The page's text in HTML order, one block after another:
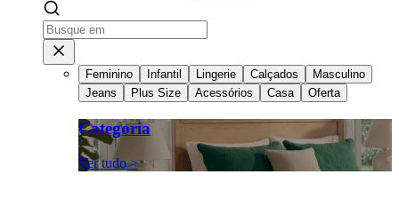
Feminino Infantil Lingerie Calçados
Masculino
Jeans
Plus Size Acessórios Casa Oferta
Categoria
Ver tudo >